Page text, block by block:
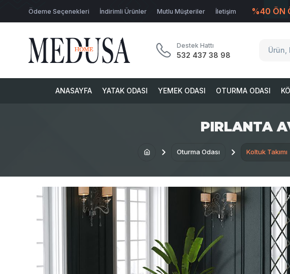
Ödeme Seçenekleri İndirimli Ürünler Mutlu Müşteriler İletişim %40 ÖN
Destek Hattı
532 437 38 98
ANASAYFA YATAK ODASI YEMEK ODASI OTURMA ODASI
PIRLANTA
Oturma Odası Koltuk Takımı
T